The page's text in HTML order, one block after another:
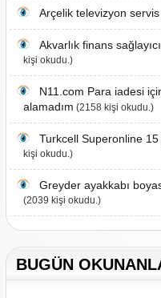
Arçelik televizyon
Akvarlık finans
kişi okudu.)
N11.com Para iadesi
alamadım (2158 kişi okudu.)
Turkcell Superonline
kişi okudu.)
Greyder ayakkabı
(2039 kişi okudu.)
BUGÜN